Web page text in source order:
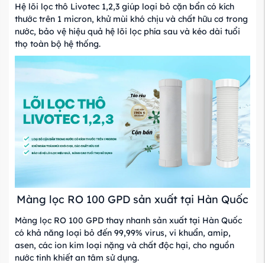
Hệ lõi lọc thô Livotec 1,2,3 giúp loại bỏ cặn bẩn có kích
thước trên 1 micron, khử mùi khó chịu và chất hữu cơ trong
nước, bảo vệ hiệu quả hệ lõi lọc phía sau và kéo dài tuổi
thọ toàn bộ hệ thống.
Màng lọc RO 100 GPD sản xuất tại Hàn Quốc
Màng lọc RO 100 GPD thay nhanh sản xuất tại Hàn Quốc
có khả năng loại bỏ đến 99,99% virus, vi khuẩn, amip,
asen, các ion kim loại nặng và chất độc hại, cho nguồn
nước tinh khiết an tâm sử dụng.